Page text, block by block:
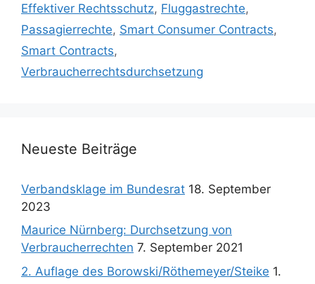
Effektiver Rechtsschutz, Fluggastrechte,
Passagierrechte, Smart Consumer Contracts,
Smart Contracts,
Verbraucherrechtsdurchsetzung
Neueste Beiträge
Verbandsklage im Bundesrat 18. September
2023
Maurice Nürnberg: Durchsetzung von
Verbraucherrechten 7. September 2021
2. Auflage des Borowski/Röthemeyer/Steike 1.